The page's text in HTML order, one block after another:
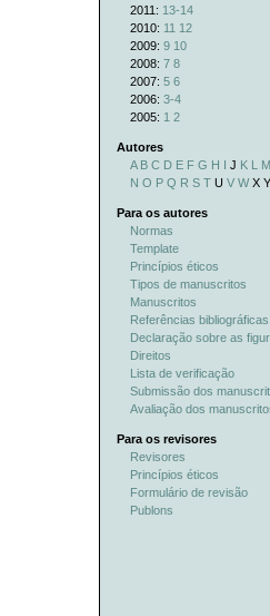
2011: 13-14
2010: 11 12
2009: 9 10
2008: 7 8
2007: 5 6
2006: 3-4
2005: 1 2
Autores
A B C D E F G H I J K L
M
N O P Q R S T U V WX Y
Para os autores
Normas
Template
Princípios éticos
Tipos de manuscritos
Manuscritos
Referências bibliográficas
Declaração sobre as
Direitos
Lista de verificação
Submissão dos
Avaliação dos
Para os revisores
Revisores
Princípios éticos
Formulário de revisão
Publons